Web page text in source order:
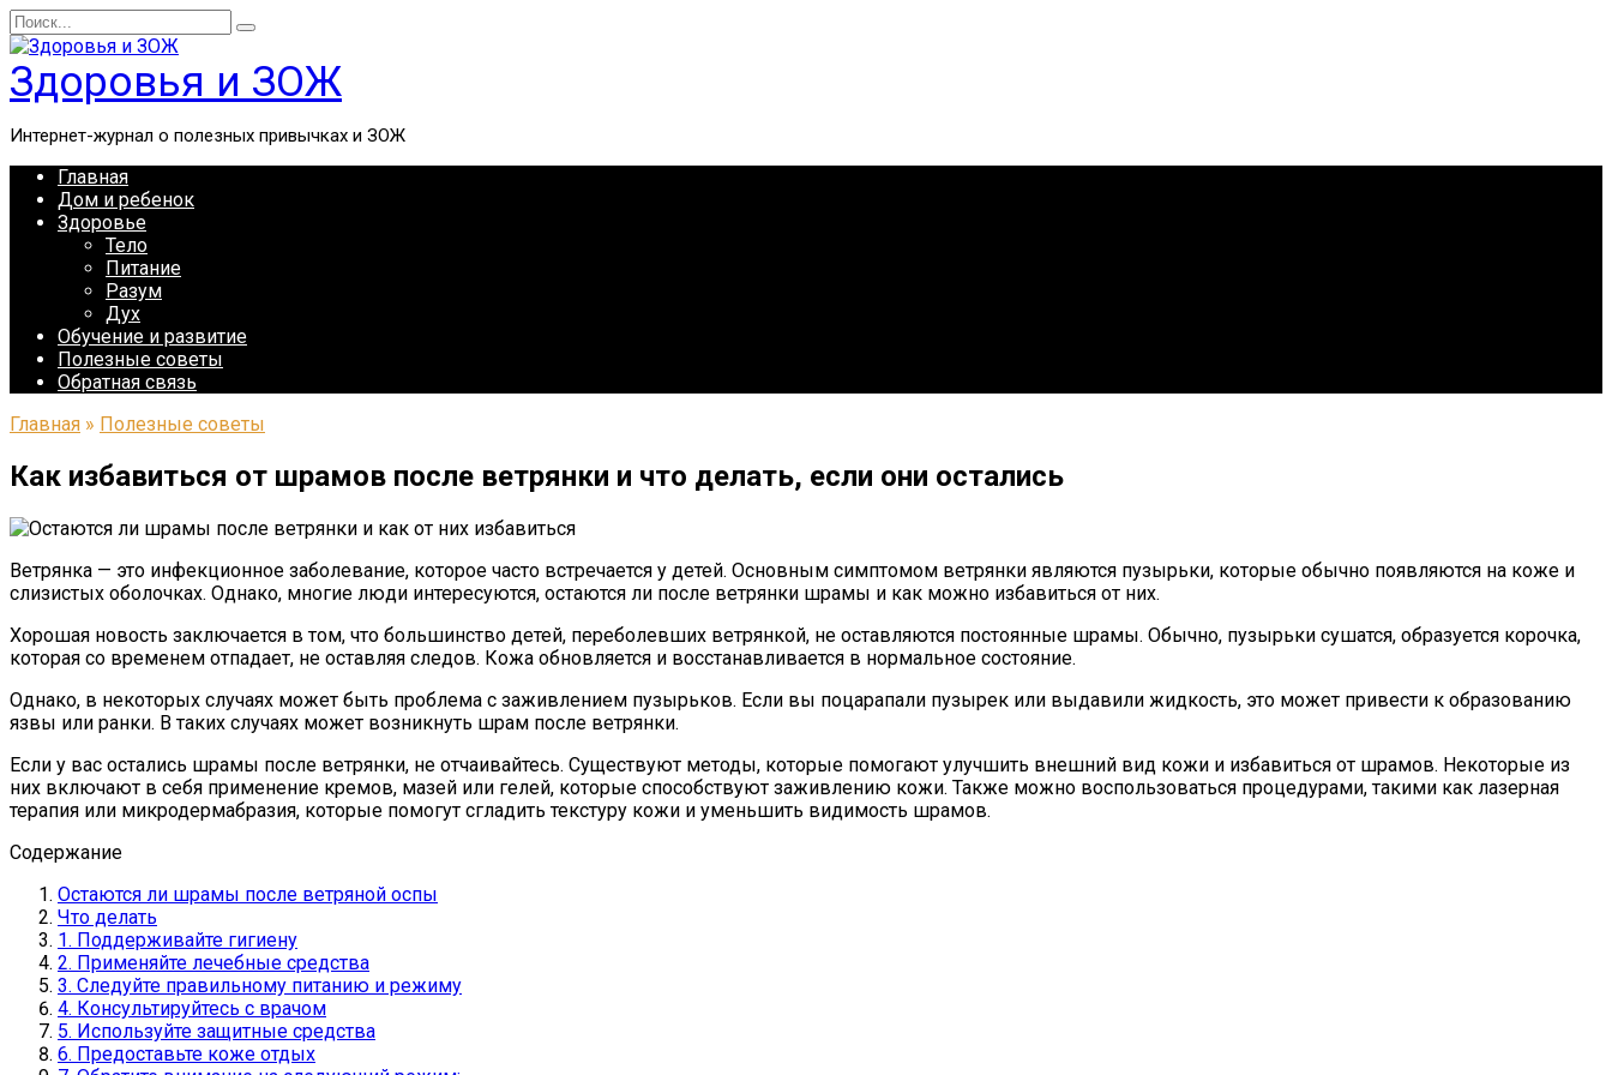
Перейти
к
содержанию
Search
for:
Здоровья и ЗОЖ
Интернет-журнал о полезных привычках и ЗОЖ
Главная
Дом и ребенок
Здоровье
Тело
Питание
Разум
Дух
Обучение и развитие
Полезные советы
Обратная связь
Главная » Полезные советы
Как избавиться от шрамов после ветрянки и что делать, если они остались
Ветрянка — это инфекционное заболевание, которое часто встречается у детей. Основным симптомом ветрянки являются пузырьки, которые обычно появляются на коже и
слизистых оболочках. Однако, многие люди интересуются, остаются ли после ветрянки шрамы и как можно избавиться от них.
Хорошая новость заключается в том, что большинство детей, переболевших ветрянкой, не оставляются постоянные шрамы. Обычно, пузырьки сушатся, образуется корочка,
которая со временем отпадает, не оставляя следов. Кожа обновляется и восстанавливается в нормальное состояние.
Однако, в некоторых случаях может быть проблема с заживлением пузырьков. Если вы поцарапали пузырек или выдавили жидкость, это может привести к образованию
язвы или ранки. В таких случаях может возникнуть шрам после ветрянки.
Если у вас остались шрамы после ветрянки, не отчаивайтесь. Существуют методы, которые помогают улучшить внешний вид кожи и избавиться от шрамов. Некоторые из
них включают в себя применение кремов, мазей или гелей, которые способствуют заживлению кожи. Также можно воспользоваться процедурами, такими как лазерная
терапия или микродермабразия, которые помогут сгладить текстуру кожи и уменьшить видимость шрамов.
Содержание
Остаются ли шрамы после ветряной оспы
Что делать
1. Поддерживайте гигиену
2. Применяйте лечебные средства
3. Следуйте правильному питанию и режиму
4. Консультируйтесь с врачом
5. Используйте защитные средства
6. Предоставьте коже отдых